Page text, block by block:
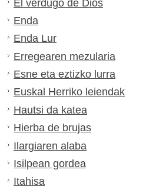
El verdugo de Dios
Enda
Enda Lur
Erregearen mezularia
Esne eta eztizko lurra
Euskal Herriko leiendak
Hautsi da katea
Hierba de brujas
Ilargiaren alaba
Isilpean gordea
Itahisa